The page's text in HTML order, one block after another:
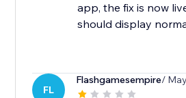
app, the fix is now
should display
FL
Flashgamesempire/